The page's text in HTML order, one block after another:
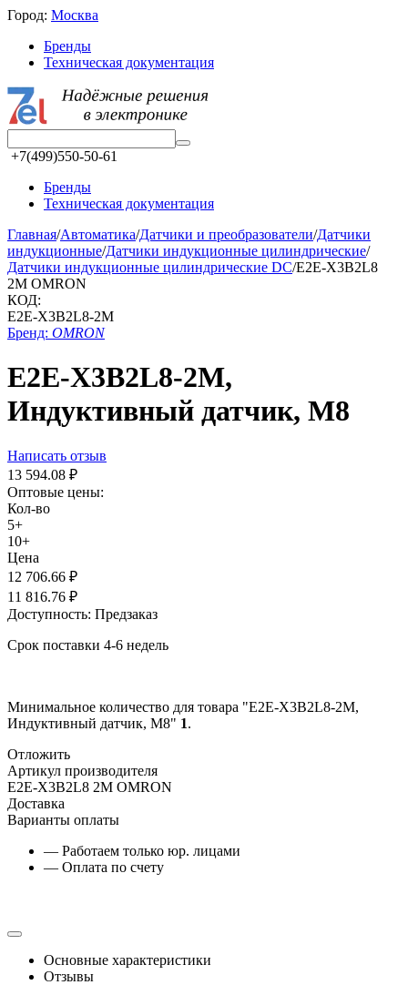
Город: Москва
Бренды
Техническая документация
+7(499)550-50-61
Бренды
Техническая документация
Главная/Автоматика/Датчики и преобразователи/Датчики
индукционные/Датчики индукционные цилиндрические/
Датчики индукционные цилиндрические DC/E2E-X3B2L8
2M OMRON
КОД:
E2E-X3B2L8-2M
Бренд: OMRON
E2E-X3B2L8-2M,
Индуктивный датчик, М8
Написать отзыв
13 594.08 ₽
Оптовые цены:
Кол-во
5+
10+
Цена
12 706.66 ₽
11 816.76 ₽
Доступность: Предзаказ
Срок поставки 4-6 недель
Минимальное количество для товара "E2E-X3B2L8-2M,
Индуктивный датчик, М8" 1.
Отложить
Артикул производителя
E2E-X3B2L8 2M OMRON
Доставка
Варианты оплаты
— Работаем только юр. лицами
— Оплата по счету
Основные характеристики
Отзывы